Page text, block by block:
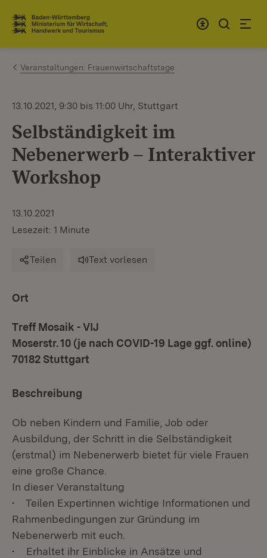
Zum Inhalt springen
Link zur Startseite
Veranstaltungen: Frauenwirtschaftstage
13.10.2021, 9:30 bis 11:00 Uhr, Stuttgart
Selbständigkeit im
Nebenerwerb – Interaktiver
Workshop
13.10.2021
Lesezeit: 1 Minute
Teilen Text vorlesen
Ort
Treff Mosaik - VIJ
Moserstr. 10 (je nach COVID-19 Lage ggf. online)
70182 Stuttgart
Beschreibung
Ob neben Kindern und Familie, Job oder
Ausbildung, der Schritt in die Selbständigkeit
(erstmal) im Nebenerwerb bietet für viele Frauen
eine große Chance.
In dieser Veranstaltung
• Teilen Expertinnen wichtige Informationen und
Rahmenbedingungen zur Gründung im
Nebenerwerb mit euch.
• Erhaltet ihr Einblicke in Ansätze und